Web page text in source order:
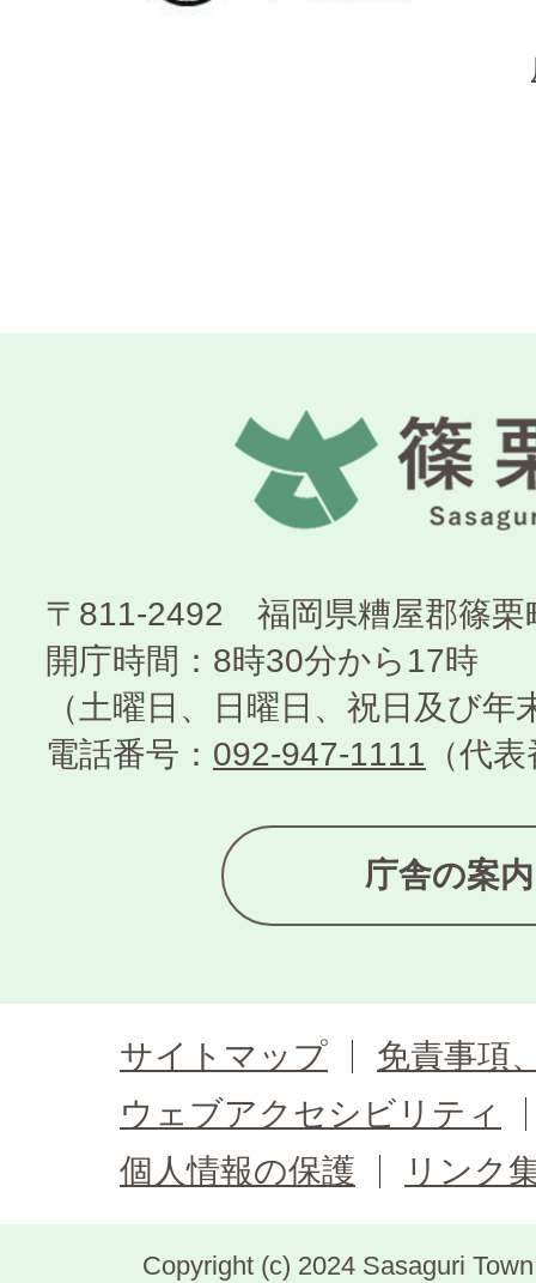
〒811-2492 福岡県糟屋郡篠栗
開庁時間：8時30分から17時
（土曜日、日曜日、祝日及び年
電話番号： 092-947-1111 （代
庁舎の案内
サイトマップ
免責事項
ウェブアクセシビリティ
個人情報の保護
リンク
Copyright (c) 2024 Sasaguri